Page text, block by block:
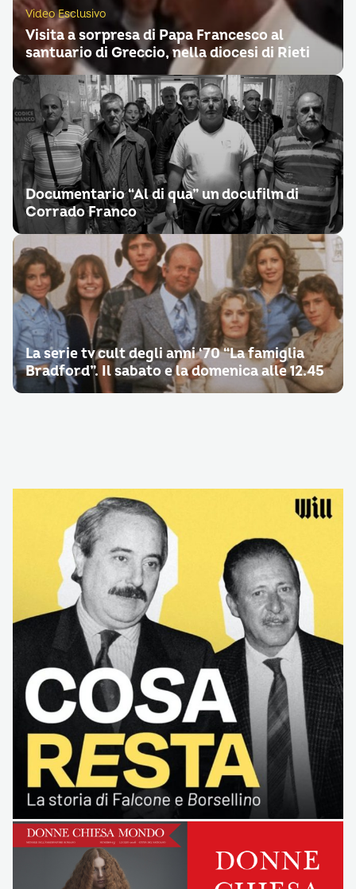
Video Esclusivo
Visita a sorpresa di Papa Francesco al
santuario di Greccio, nella diocesi di Rieti
Documentario “Al di qua” un docufilm di
Corrado Franco
La serie tv cult degli anni ‘70 “La famiglia
Bradford”. Il sabato e la domenica alle 12.45